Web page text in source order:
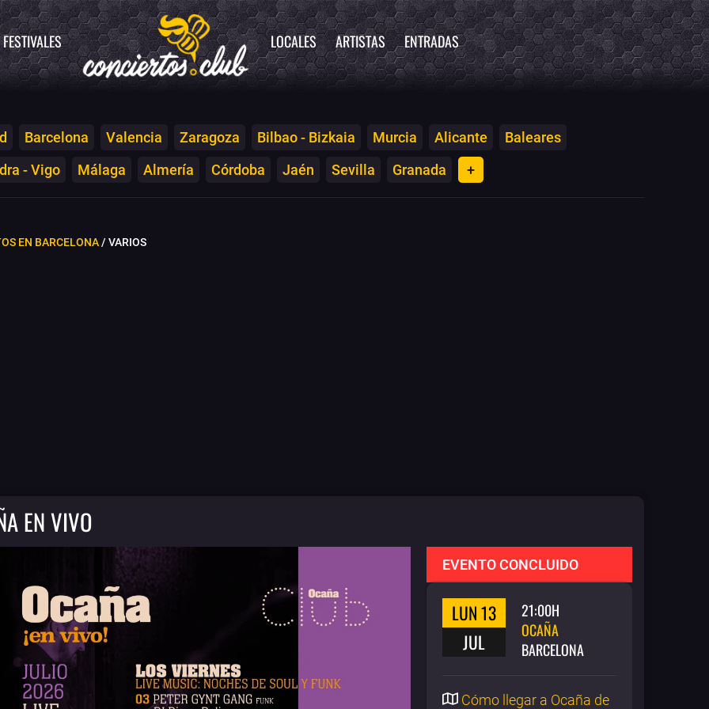
FESTIVALES LOCALES ARTISTAS ENTRADAS
Barcelona Valencia Zaragoza Bilbao - Bizkaia Murcia Alicante
Baleares
- Vigo
Málaga Almería Córdoba Jaén Sevilla Granada +
EN BARCELONA/ VARIOS
EN VIVO
EVENTO CONCLUIDO
LUN 13
JUL
21:00H
OCAÑA
BARCELONA
Cómo llegar a Ocaña de